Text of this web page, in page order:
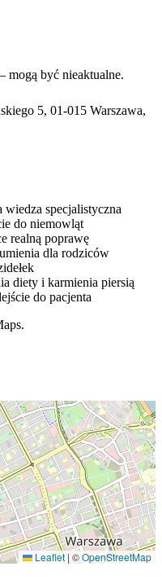
być nieaktualne.
5, 01-015 Warszawa,
specjalistyczna
do niemowląt
realną poprawę
dla rodziców
diety i karmienia piersią
do pacjenta
Leaflet|©OpenStreetMap